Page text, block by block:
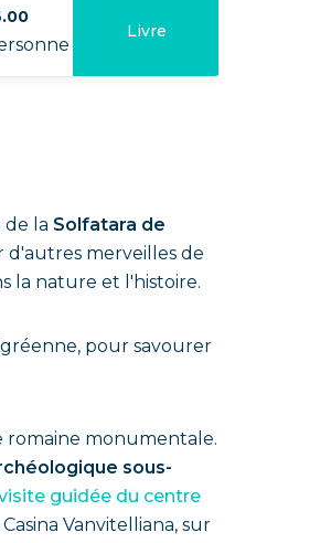
Livre
de la Solfatara de
d'autres merveilles de
la nature et l'histoire.
pour savourer
romaine monumentale.
sous-
guidée du centre
Casina Vanvitelliana, sur